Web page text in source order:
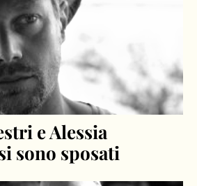
e Alessia
sono sposati